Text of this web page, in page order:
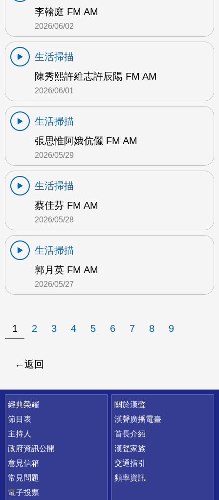
李翰庭 FM AM
2026/06/02
生活掃描
陳秀熙許維志許辰陽 FM AM
2026/06/01
生活掃描
張思惟阿娥伉儷 FM AM
2026/05/29
生活掃描
蔡佳芬 FM AM
2026/05/28
生活掃描
郭月英 FM AM
2026/05/27
1 2 3 4 5 6 7 8 9
返回
快速連結
經典榮耀
節目表
主持人
政府資訊公開
意見信箱
常見問題
電子投票
關於漢聲
漢聲廣播電臺
首長介紹
漢聲家族
交通指引
頻率資訊